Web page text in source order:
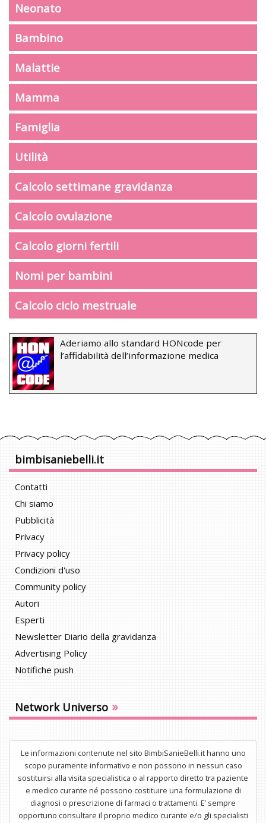
Neonato
Bambino
Malattie
Mamma
Famiglia
Utilità
Calcolo settimane gravidanza
Calcolo ovulazione
Calcolo giorni fertili
Nomi per bambini
Calcolo ciclo mestruale
Aderiamo allo standard HONcode per
l’affidabilità dell’informazione medica
bimbisaniebelli.it
Contatti
Chi siamo
Pubblicità
Privacy
Privacy policy
Condizioni d'uso
Community policy
Autori
Esperti
Newsletter Diario della gravidanza
Advertising Policy
Notifiche push
Network Universo »
Le informazioni contenute nel sito BimbiSanieBelli.it hanno uno
scopo puramente informativo e non possono in nessun caso
sostituirsi alla visita specialistica o al rapporto diretto tra paziente
e medico curante né possono costituire una formulazione di
diagnosi o prescrizione di farmaci o trattamenti. E’ sempre
opportuno consultare il proprio medico curante e/o gli specialisti